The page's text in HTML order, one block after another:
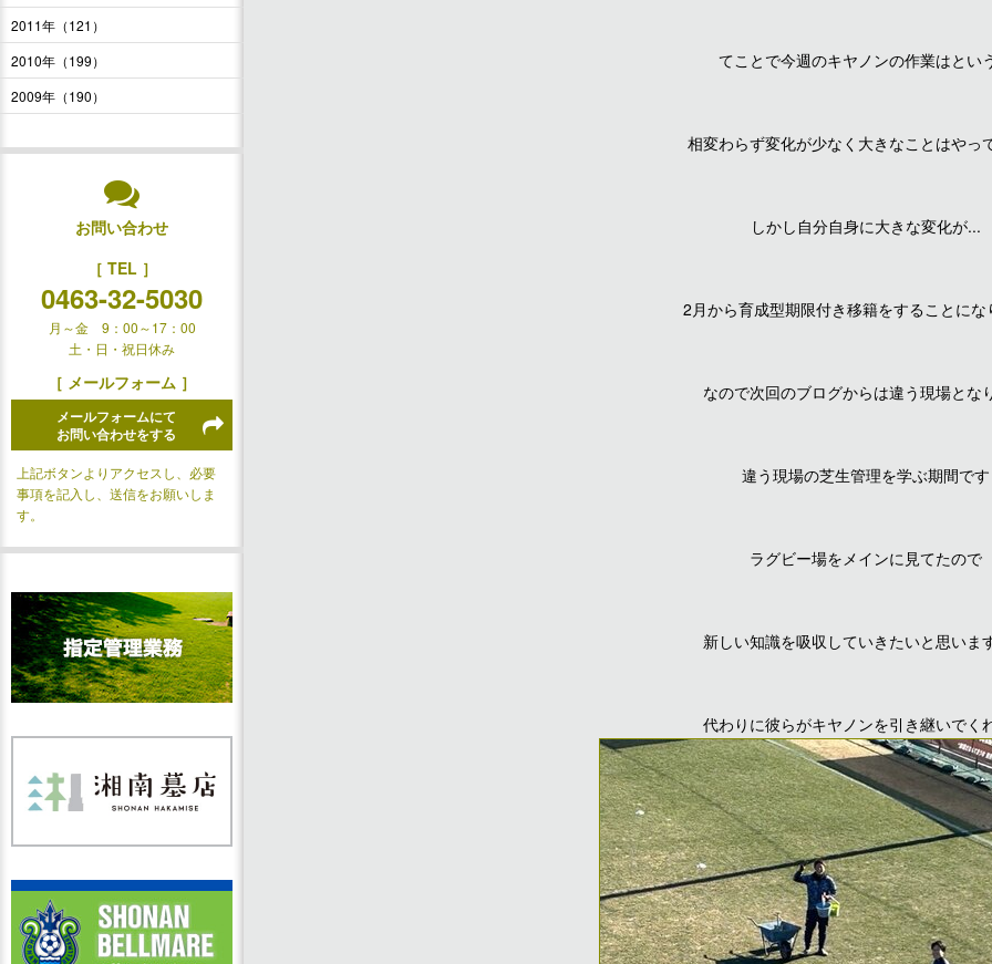
てことで今週のキヤノンの作業はとい
相変わらず変化が少なく大きなことはやっ
しかし自分自身に大きな変化が...
2月から育成型期限付き移籍をすることにな
なので次回のブログからは違う現場とな
違う現場の芝生管理を学ぶ期間です
ラグビー場をメインに見てたので
新しい知識を吸収していきたいと思いま
代わりに彼らがキヤノンを引き継いでく
2011年（121）
2010年（199）
2009年（190）
お問い合わせ
［ TEL ］
0463-32-5030
月～金 9：00～17：00
土・日・祝日休み
［ メールフォーム ］
メールフォームにて
お問い合わせをする
上記ボタンよりアクセスし、必要
事項を記入し、送信をお願いしま
す。